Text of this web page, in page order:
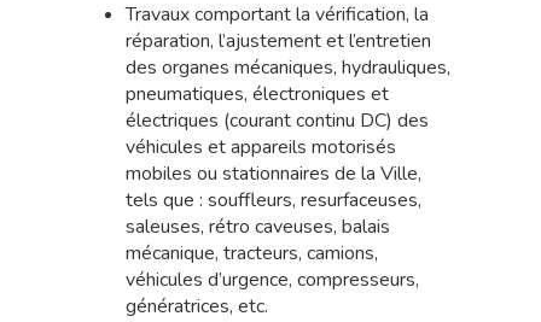
Travaux comportant la vérification, la
réparation, l’ajustement et l’entretien
des organes mécaniques, hydrauliques,
pneumatiques, électroniques et
électriques (courant continu DC) des
véhicules et appareils motorisés
mobiles ou stationnaires de la Ville,
tels que : souffleurs, resurfaceuses,
saleuses, rétro caveuses, balais
mécanique, tracteurs, camions,
véhicules d’urgence, compresseurs,
génératrices, etc.